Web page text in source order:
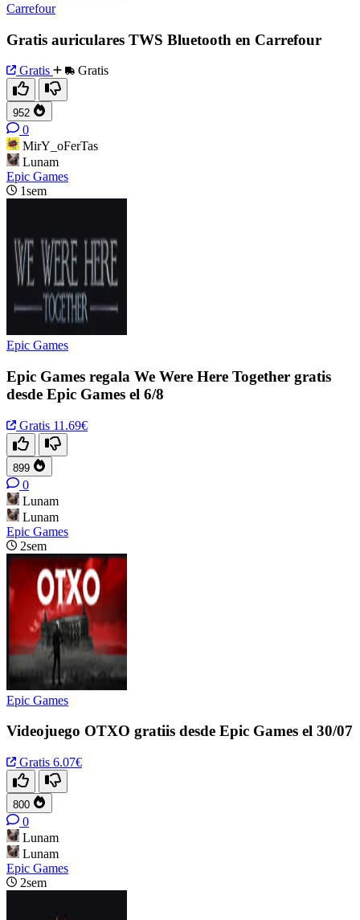
Carrefour
Gratis auriculares TWS Bluetooth en Carrefour
Gratis Gratis
952
0
MirY_oFerTas
Lunam
Epic Games
1sem
Epic Games
Epic Games regala We Were Here Together gratis
desde Epic Games el 6/8
Gratis 11.69€
899
0
Lunam
Lunam
Epic Games
2sem
Epic Games
Videojuego OTXO gratiis desde Epic Games el 30/07
Gratis 6.07€
800
0
Lunam
Lunam
Epic Games
2sem